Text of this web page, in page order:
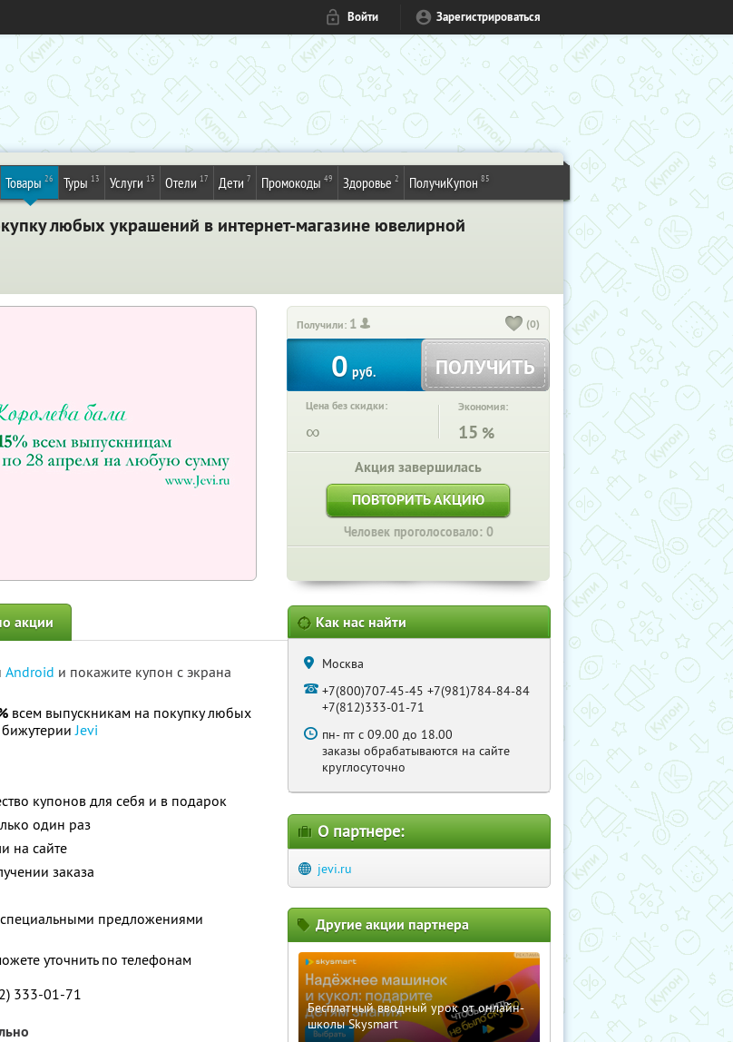
Войти Зарегистрироваться
Товары 26 Туры 13 Услуги 13 Отели 17 Дети 7 Промокоды 49 Здоровье 2 ПолучиКупон 85
любых украшений в интернет-магазине ювелирной
Получили: 1 (0)
0 руб. ПОЛУЧИТЬ
Цена без скидки:
∞
Экономия:
15 %
Акция завершилась
ПОВТОРИТЬ АКЦИЮ
Человек проголосовало: 0
акции
Android и покажите купон с экрана
всем выпускникам на покупку любых
бижутерииJevi
купонов для себя и в подарок
один раз
на сайте
заказа
специальными предложениями
уточнить по телефонам
333-01-71
Как нас найти
Москва
+7(800)707-45-45 +7(981)784-84-84
+7(812)333-01-71
пн- пт с 09.00 до 18.00
заказы обрабатываются на сайте
круглосуточно
О партнере:
jevi.ru
Другие акции партнера
Бесплатный вводный урок от онлайн-
школы Skysmart